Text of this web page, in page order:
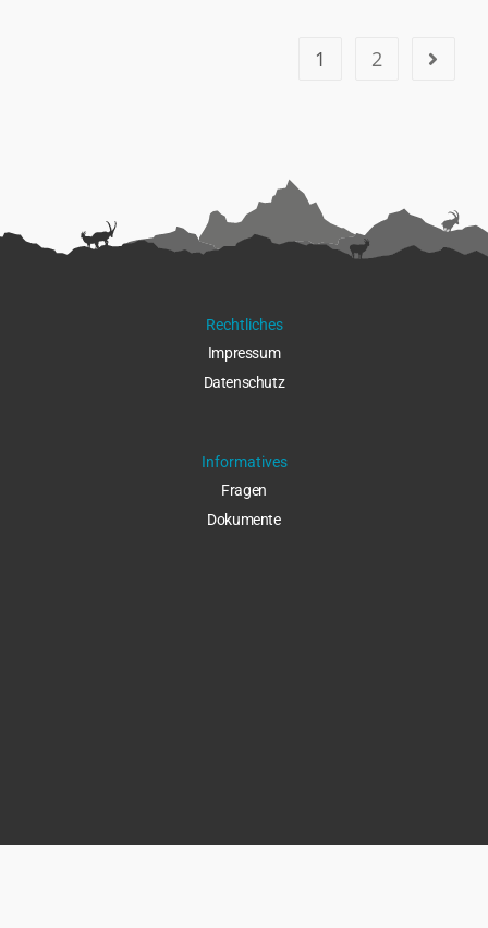
1 2
Rechtliches
Impressum
Datenschutz
Informatives
Fragen
Dokumente